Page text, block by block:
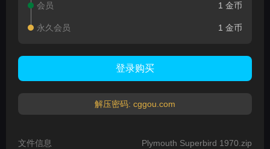
会员 1 金币
永久会员 1 金币
登录购买
解压密码: cggou.com
文件信息 Plymouth Superbird 1970.zip